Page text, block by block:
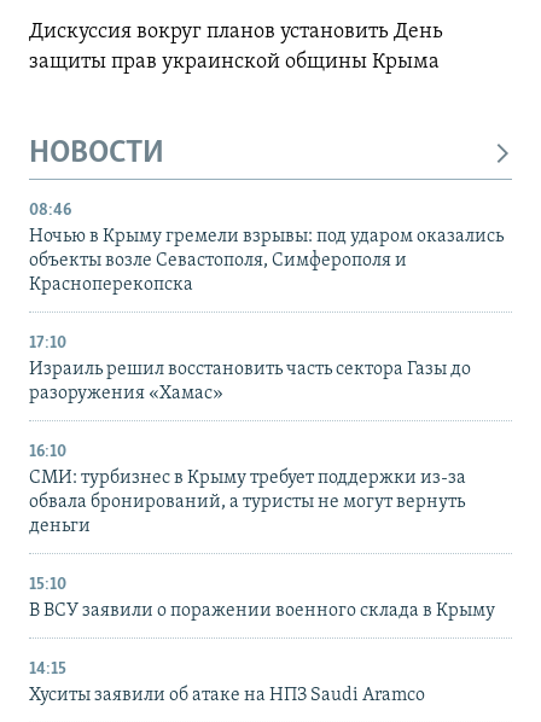
Дискуссия вокруг планов установить День
защиты прав украинской общины Крыма
НОВОСТИ
08:46
Ночью в Крыму гремели взрывы: под ударом оказались
объекты возле Севастополя, Симферополя и
Красноперекопска
17:10
Израиль решил восстановить часть сектора Газы до
разоружения «Хамас»
16:10
СМИ: турбизнес в Крыму требует поддержки из-за
обвала бронирований, а туристы не могут вернуть
деньги
15:10
В ВСУ заявили о поражении военного склада в Крыму
14:15
Хуситы заявили об атаке на НПЗ Saudi Aramco